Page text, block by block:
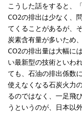
こうした話をすると、
CO2の排出は少なく、
てくることがあるが、
炭素含有量が多いため
CO2の排出量は大幅に
い最新型の技術といわ
ても、石油の排出係数
使えなくなる石炭火力
るのではなく、一足飛
うというのが、日本以